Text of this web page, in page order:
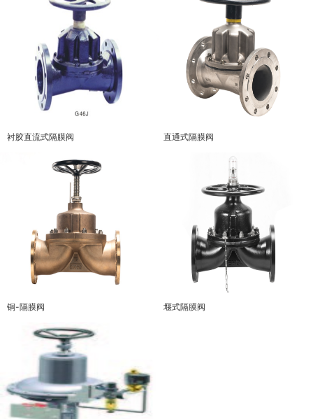
衬胶直流式隔膜阀 直通式隔膜阀
铜-隔膜阀 堰式隔膜阀